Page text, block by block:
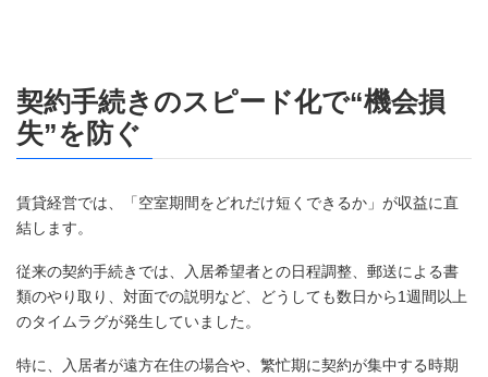
契約手続きのスピード化で“機会損
失”を防ぐ
賃貸経営では、「空室期間をどれだけ短くできるか」が収益に直
結します。
従来の契約手続きでは、入居希望者との日程調整、郵送による書
類のやり取り、対面での説明など、どうしても数日から1週間以上
のタイムラグが発生していました。
特に、入居者が遠方在住の場合や、繁忙期に契約が集中する時期